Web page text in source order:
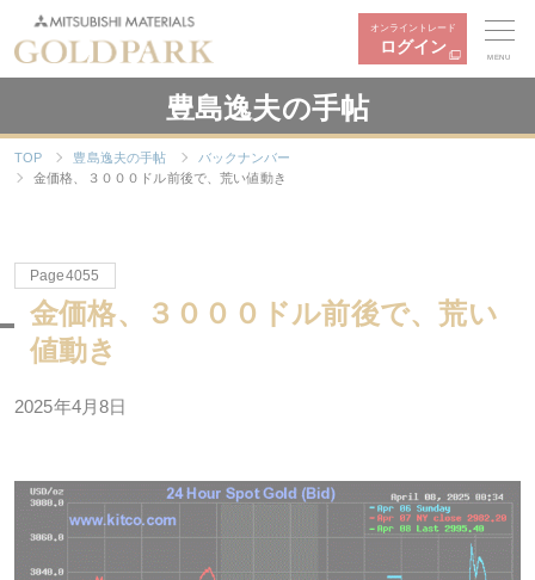
オンライントレード
ログイン
MENU
豊島逸夫の手帖
TOP 豊島逸夫の手帖
バックナンバー
金価格、３０００ドル前後で、荒い値動き
Page4055
金価格、３０００ドル前後で、荒い
値動き
2025年4月8日